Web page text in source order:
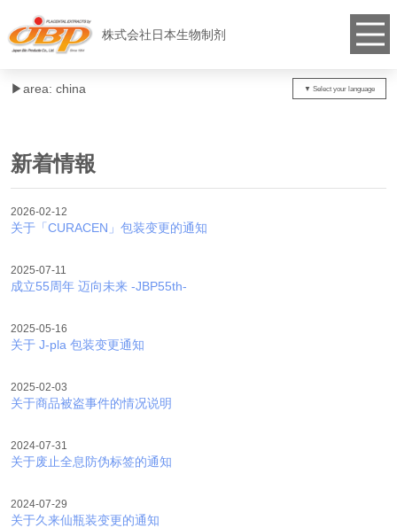
株式会社日本生物制剂
▶︎area: china
新着情報
2026-02-12
关于「CURACEN」包装变更的通知
2025-07-11
成立55周年 迈向未来 -JBP55th-
2025-05-16
关于 J-pla 包装变更通知
2025-02-03
关于商品被盗事件的情况说明
2024-07-31
关于废止全息防伪标签的通知
2024-07-29
关于久来仙瓶装变更的通知